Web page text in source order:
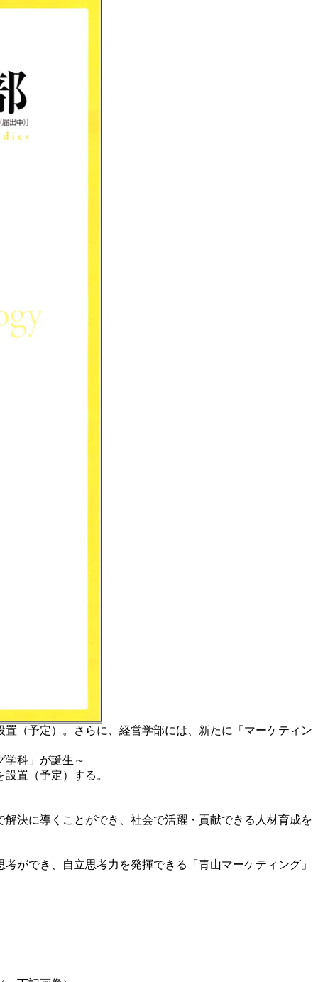
（予定）。さらに、経営学部には、新たに「マーケティン
学科」が誕生～
置（予定）する。
決に導くことができ、社会で活躍・貢献できる人材育成を
ができ、自立思考力を発揮できる「青山マーケティング」